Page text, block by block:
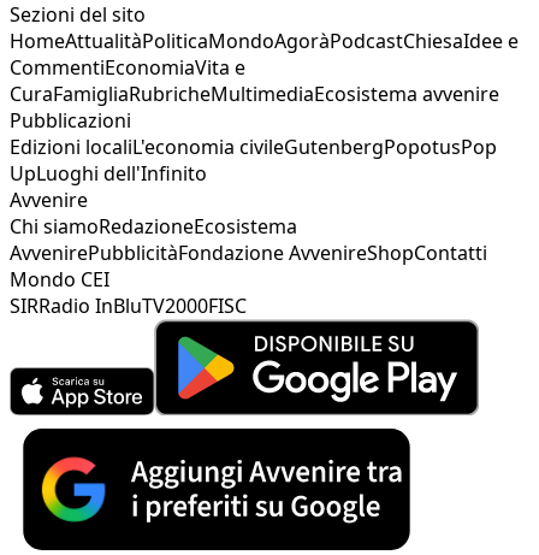
Sezioni del sito
HomeAttualitàPoliticaMondoAgoràPodcastChiesaIdee e
CommentiEconomiaVita e
CuraFamigliaRubricheMultimediaEcosistema avvenire
Pubblicazioni
Edizioni localiL'economia civileGutenbergPopotusPop
UpLuoghi dell'Infinito
Avvenire
Chi siamoRedazioneEcosistema
AvvenirePubblicitàFondazione AvvenireShopContatti
Mondo CEI
SIRRadio InBluTV2000FISC